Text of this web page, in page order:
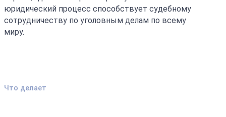
юридический процесс способствует судебному
сотрудничеству по уголовным делам по всему
миру.
Что делает